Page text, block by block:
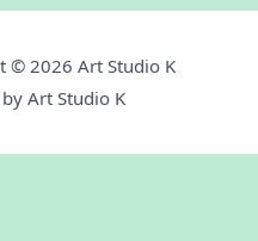
© 2026 Art Studio K
Art Studio K